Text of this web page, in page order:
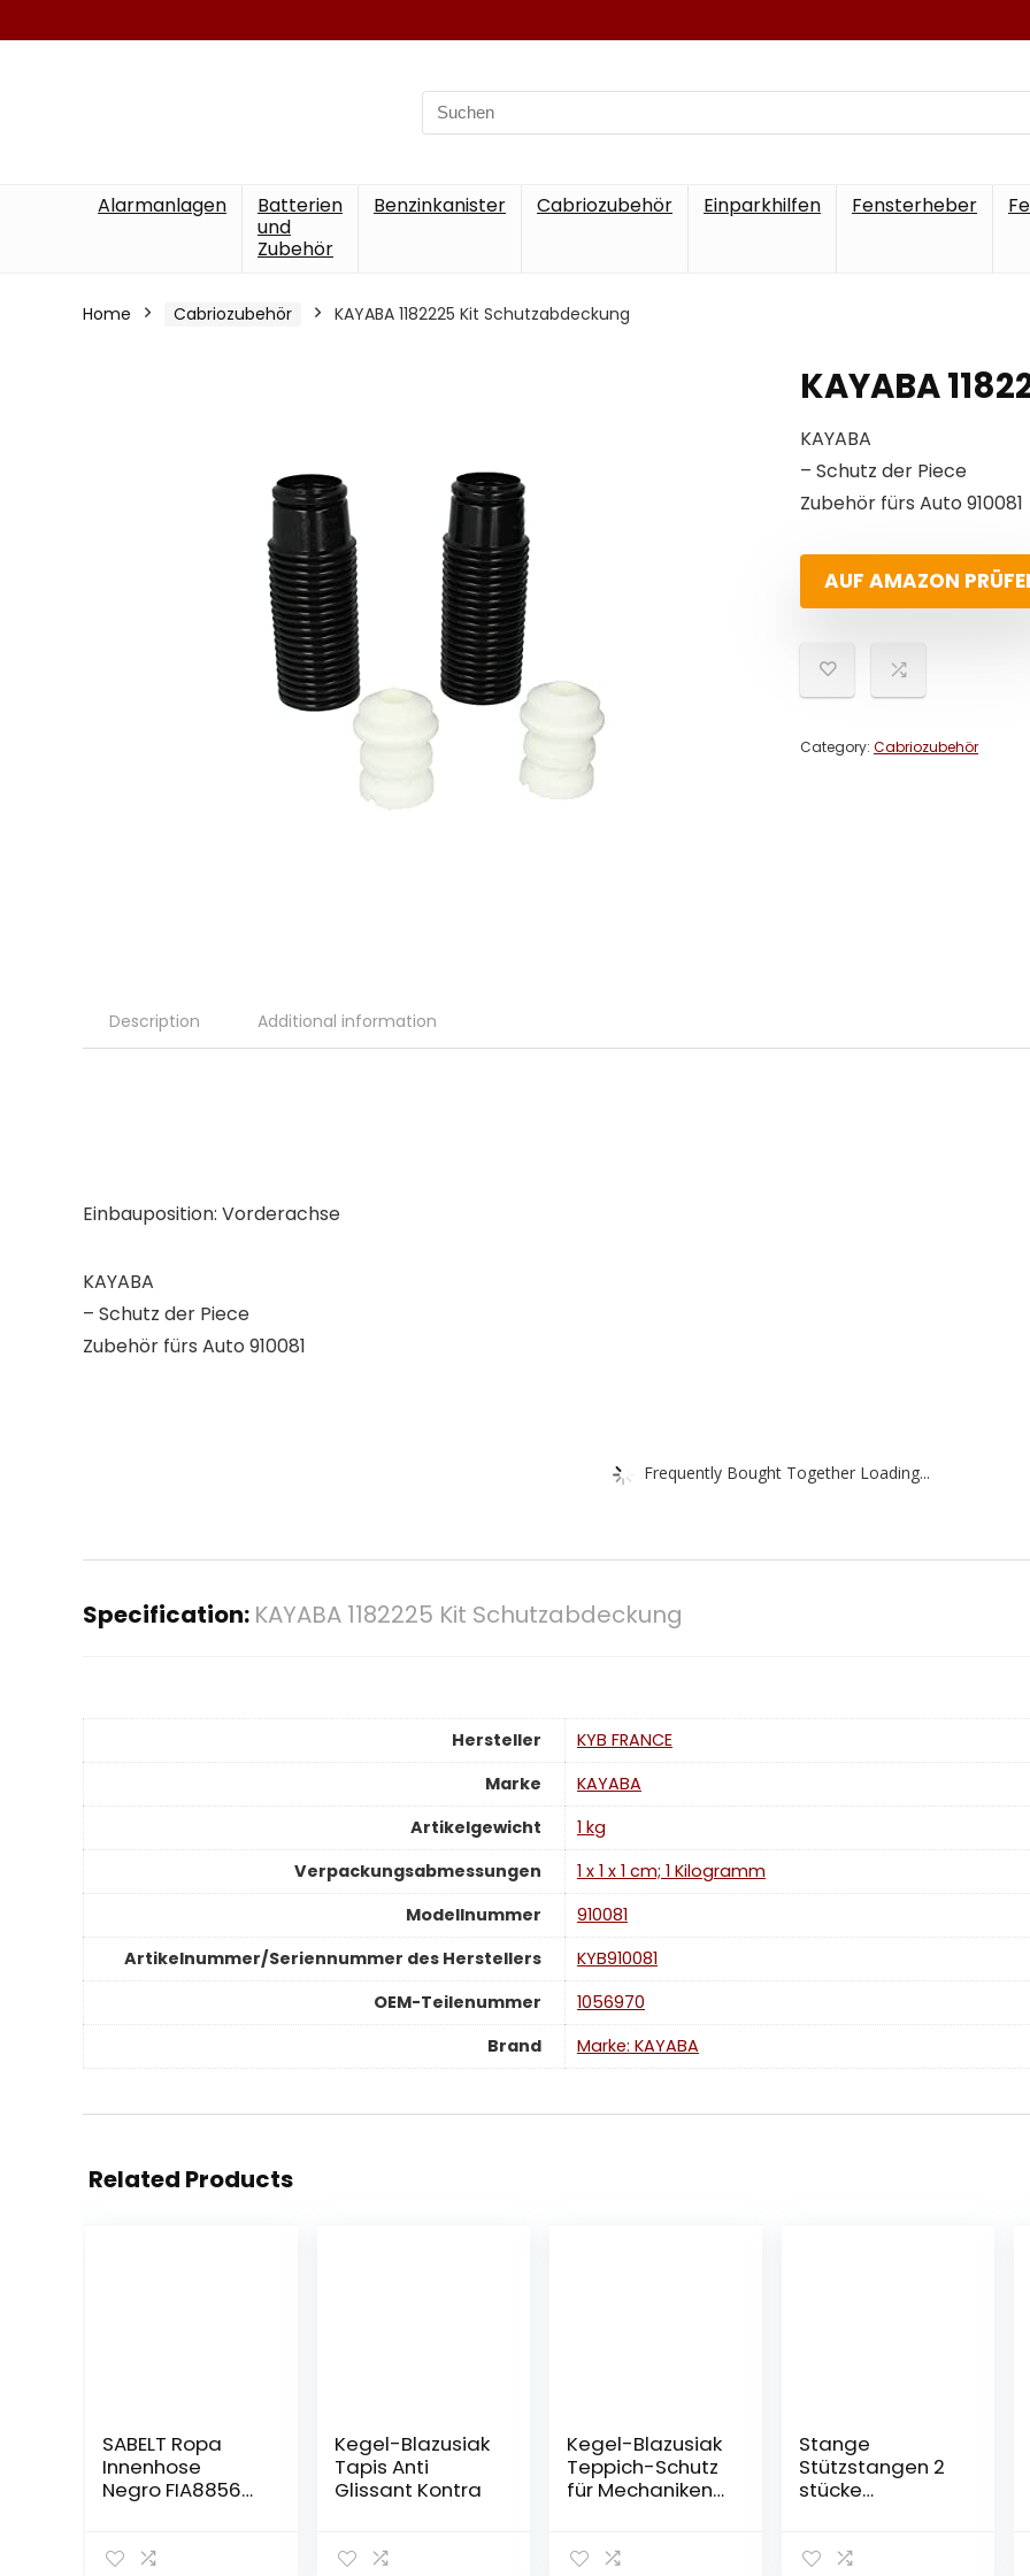
Search
for:
Alarmanlagen
Batterien
und
Zubehör
Benzinkanister Cabriozubehör Einparkhilfen Fensterheber
Home Cabriozubehör KAYABA 1182225 Kit Schutzabdeckung
KAYABA
KAYABA
– Schutz der Piece
Zubehör fürs Auto 910081
AUF AMAZON
Category: Cabriozubehör
Description Additional information
Einbauposition: Vorderachse
KAYABA
– Schutz der Piece
Zubehör fürs Auto 910081
Frequently Bought Together Loading...
Specification: KAYABA 1182225 Kit Schutzabdeckung
Hersteller
‎KYB FRANCE
Marke
‎KAYABA
Artikelgewicht
‎1 kg
Verpackungsabmessungen
‎1 x 1 x 1 cm; 1 Kilogramm
Modellnummer
‎910081
Artikelnummer/Seriennummer des Herstellers
‎KYB910081
OEM-Teilenummer
‎1056970
Brand
Marke: KAYABA
Related Products
SABELT Ropa
Innenhose
Negro FIA8856–
Kegel-Blazusiak
Tapis Anti
Glissant Kontra
Kegel-Blazusiak
Teppich-Schutz
für Mechaniken
Stange
Stützstangen 2
stücke
1S71A406A10AB